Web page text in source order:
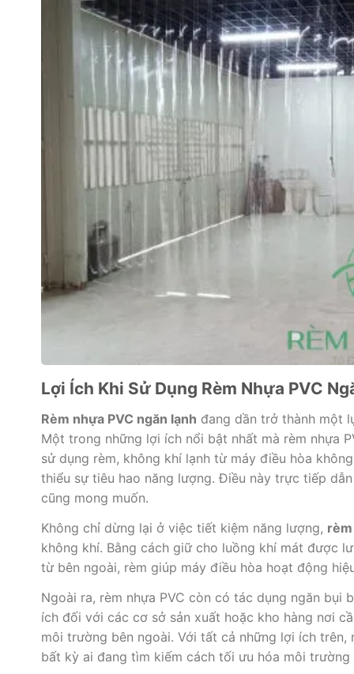
Lợi Ích Khi Sử Dụng Rèm Nhựa PVC
Rèm nhựa PVC ngăn lạnh đang dần trở thành một
Một trong những lợi ích nổi bật nhất mà rèm nhựa
sử dụng rèm, không khí lạnh từ máy điều hòa
thiểu sự tiêu hao năng lượng. Điều này trực tiếp
cũng mong muốn.
Không chỉ dừng lại ở việc tiết kiệm năng lượng,
không khí. Bằng cách giữ cho luồng khí mát được
từ bên ngoài, rèm giúp máy điều hòa hoạt động
Ngoài ra, rèm nhựa PVC còn có tác dụng ngăn
ích đối với các cơ sở sản xuất hoặc kho hàng nơi
môi trường bên ngoài. Với tất cả những lợi ích
bất kỳ ai đang tìm kiếm cách tối ưu hóa môi trường